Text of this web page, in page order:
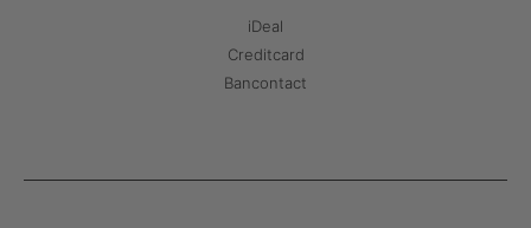
iDeal
Creditcard
Bancontact